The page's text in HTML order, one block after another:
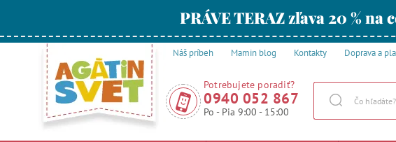
PRÁVE TERAZ zľava 20 %
Náš príbeh Mamin blog Kontakty Doprava a
Potrebujete poradiť?
0940 052 867
Po - Pia 9:00 - 15:00